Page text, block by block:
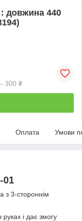
довжина 440
300 ₴
Оплата Умови
01
з 3-стороннім
руках і дає змогу